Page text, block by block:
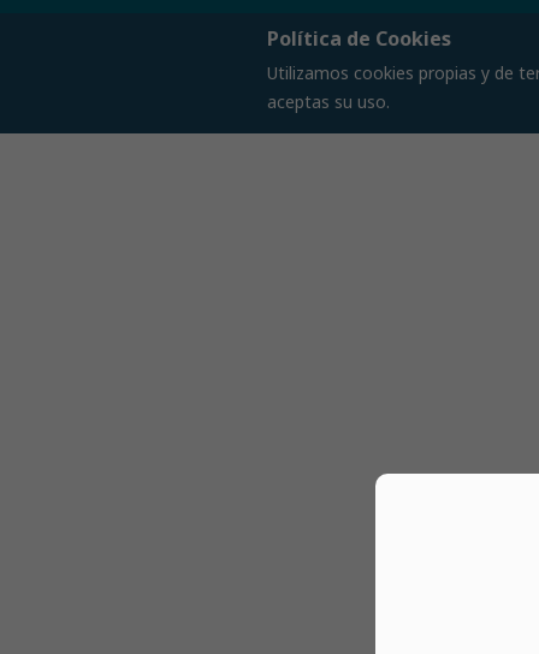
Política de Cookies
Utilizamos cookies propias y de
aceptas su uso.